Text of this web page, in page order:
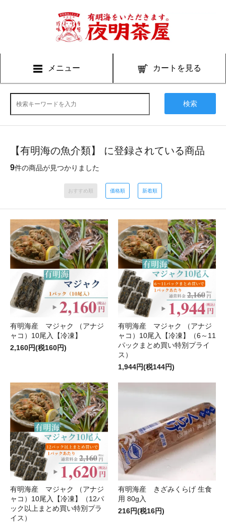
メニュー カートを見る
検索
【有明海の魚介類】 に登録されている商品
9件の商品が見つかりました
おすすめ順 価格順 新着順
有明海産 マジャク （アナジ
ャコ）10尾入【冷凍】
2,160円(税160円)
有明海産 マジャク （アナジ
ャコ）10尾入【冷凍】（6～11
パックまとめ買い特別プライ
ス）
1,944円(税144円)
有明海産 マジャク （アナジ
ャコ）10尾入【冷凍】（12パ
ック以上まとめ買い特別プラ
イス）
有明海産 きざみくらげ 生食
用 80g入
216円(税16円)